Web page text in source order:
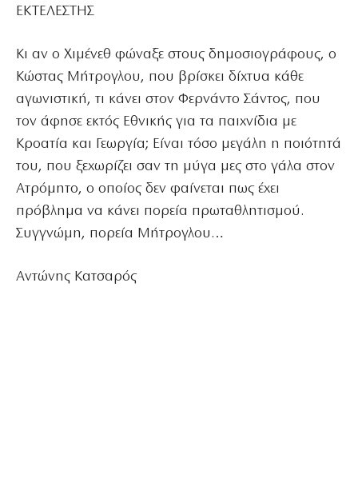
ΕΚΤΕΛΕΣΤΗΣ
Κι αν ο Χιμένεθ φώναξε στους δημοσιογράφους, ο
Κώστας Μήτρογλου, που βρίσκει δίχτυα κάθε
αγωνιστική, τι κάνει στον Φερνάντο Σάντος, που
τον άφησε εκτός Εθνικής για τα παιχνίδια με
Κροατία και Γεωργία; Είναι τόσο μεγάλη η ποιότητά
του, που ξεχωρίζει σαν τη μύγα μες στο γάλα στον
Ατρόμητο, ο οποίος δεν φαίνεται πως έχει
πρόβλημα να κάνει πορεία πρωταθλητισμού.
Συγγνώμη, πορεία Μήτρογλου…
Αντώνης Κατσαρός